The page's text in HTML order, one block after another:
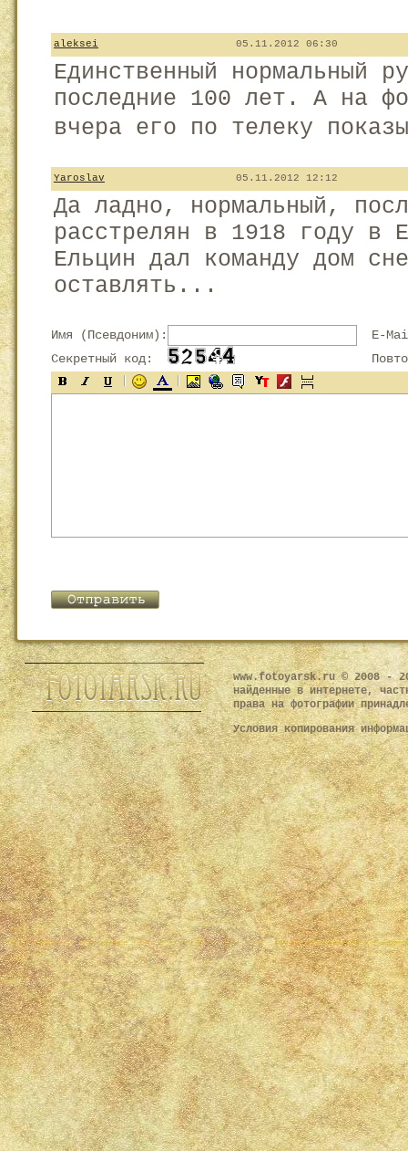
aleksei 05.11.2012 06:30
Единственный нормальный
последние 100 лет. А на
вчера его по телеку
Yaroslav 05.11.2012 12:12
Да ладно, нормальный,
расстрелян в 1918 году в
Ельцин дал команду дом
оставлять...
Имя (Псевдоним):
E-
Секретный код:
www.fotoyarsk.ru © 2008 -
найденные в интернете,
права на фотографии
Условия копирования